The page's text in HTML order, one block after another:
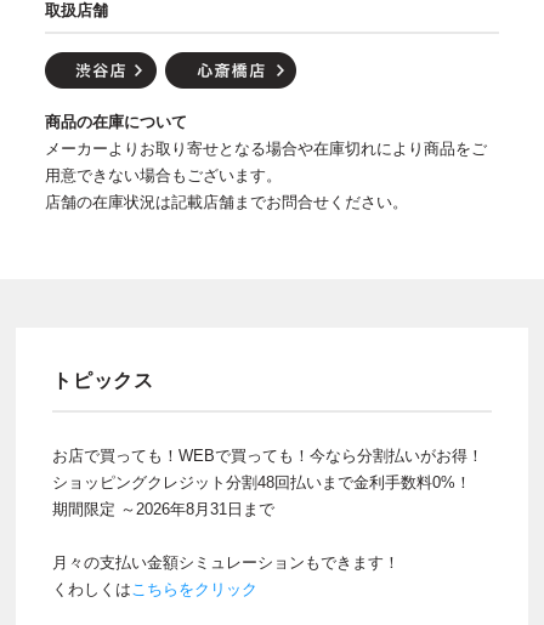
取扱店舗
商品の在庫について
メーカーよりお取り寄せとなる場合や在庫切れにより商品をご
用意できない場合もございます。
店舗の在庫状況は記載店舗までお問合せください。
トピックス
お店で買っても！WEBで買っても！今なら分割払いがお得！
ショッピングクレジット分割48回払いまで金利手数料0%！
期間限定 ～2026年8月31日まで
月々の支払い金額シミュレーションもできます！
くわしくはこちらをクリック